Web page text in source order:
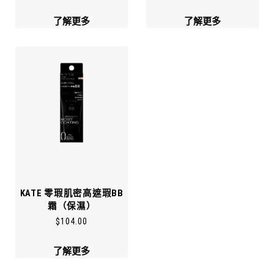
了解更多 了解更多
KATE 零瑕肌密高遮瑕BB
霜（保濕）
$104.00
了解更多